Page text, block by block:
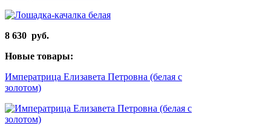
8 630 руб.
Новые товары:
Императрица Елизавета Петровна (белая с
золотом)